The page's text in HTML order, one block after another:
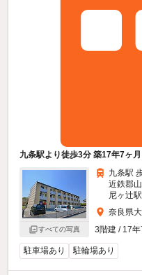
九条駅より徒歩3分 築17年7ヶ
すべての写真
九条駅
近鉄郡
尼ヶ辻
奈良県
3階建 / 17
駐車場あり 駐輪場あり